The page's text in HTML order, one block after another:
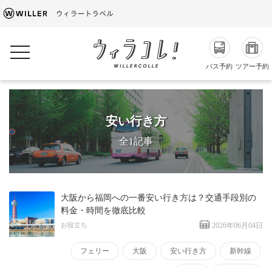
バス予約 ツアー予約
toggle navigation
安い行き方
全1記事
大阪から福岡への一番安い行き方は？交通手段別の
料金・時間を徹底比較
お役立ち 2026年06月04日
フェリー 大阪 安い行き方 新幹線